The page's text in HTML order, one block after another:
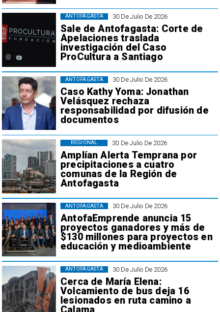
30 De Julio De 2026
Sale de Antofagasta: Corte de
Apelaciones traslada
investigación del Caso
ProCultura a Santiago
ANTOFAGASTA
30 De Julio De 2026
Caso Kathy Yoma: Jonathan
Velásquez rechaza
responsabilidad por difusión de
documentos
ANTOFAGASTA
30 De Julio De 2026
Amplían Alerta Temprana por
precipitaciones a cuatro
comunas de la Región de
Antofagasta
REGIONAL
30 De Julio De 2026
AntofaEmprende anuncia 15
proyectos ganadores y más de
$130 millones para proyectos en
educación y medioambiente
ANTOFAGASTA
30 De Julio De 2026
Cerca de María Elena:
Volcamiento de bus deja 16
lesionados en ruta camino a
Calama
ANTOFAGASTA